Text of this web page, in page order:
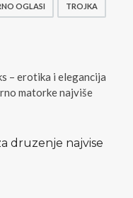
OGLASI TROJKA
– erotika i elegancija
matorke najviše
druzenje najvise